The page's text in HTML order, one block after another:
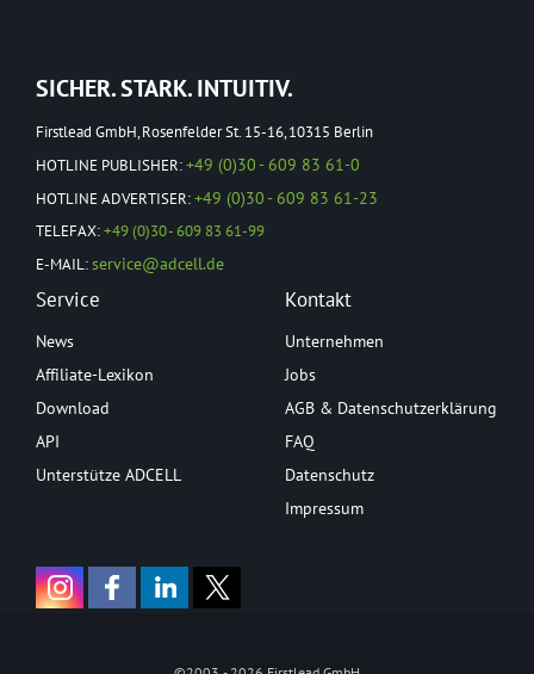
SICHER. STARK. INTUITIV.
Firstlead GmbH, Rosenfelder St. 15-16, 10315 Berlin
HOTLINE PUBLISHER:+49 (0)30 - 609 83 61-0
HOTLINE ADVERTISER:+49 (0)30 - 609 83 61-23
TELEFAX:+49 (0)30 - 609 83 61-99
E-MAIL:service@adcell.de
Service
News
Affiliate-Lexikon
Download
API
Unterstütze ADCELL
Kontakt
Unternehmen
Jobs
AGB & Datenschutzerklärung
FAQ
Datenschutz
Impressum